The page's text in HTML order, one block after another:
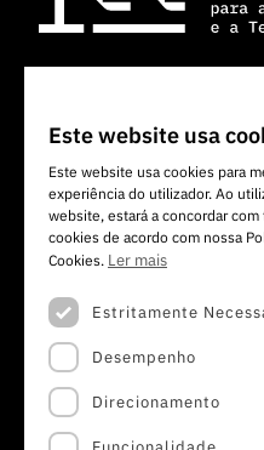
Av. do Brasil, 101
+351 213 924 300
Este website usa
Este website usa cookies para
experiência do utilizador. Ao
website, estará a concordar
cookies de acordo com nossa
Cookies. Ler mais
Estritamente
Desempenho
Direcionamento